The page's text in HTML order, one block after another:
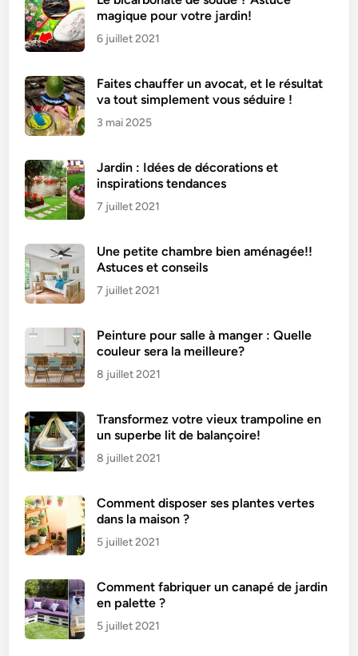
r
t
e
s
a
m
b
m
z
a
r
e
a
magique pour votre jardin!
6 juillet 2021
Faites chauffer un avocat, et le résultat
va tout simplement vous séduire !
3 mai 2025
Jardin : Idées de décorations et
inspirations tendances
7 juillet 2021
Une petite chambre bien aménagée!!
Astuces et conseils
7 juillet 2021
Peinture pour salle à manger : Quelle
couleur sera la meilleure?
8 juillet 2021
Transformez votre vieux trampoline en
un superbe lit de balançoire!
8 juillet 2021
Comment disposer ses plantes vertes
dans la maison ?
5 juillet 2021
Comment fabriquer un canapé de jardin
en palette ?
5 juillet 2021